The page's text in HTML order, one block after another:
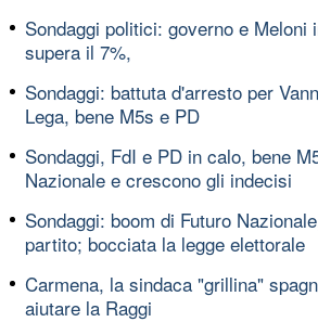
Sondaggi politici: governo e Meloni
supera il 7%,
Sondaggi: battuta d'arresto per
Lega, bene M5s e PD
Sondaggi, FdI e PD in calo, bene
Nazionale e crescono gli indecisi
Sondaggi: boom di Futuro
partito; bocciata la legge elettorale
Carmena, la sindaca "grillina"
aiutare la Raggi